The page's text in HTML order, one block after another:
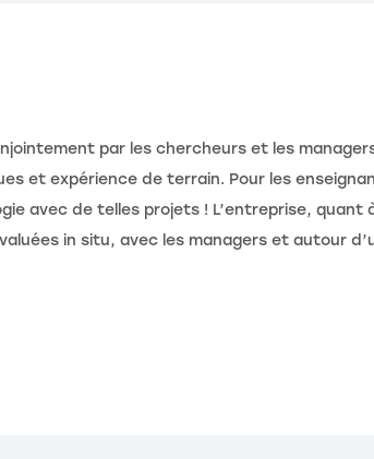
par les chercheurs et les
et expérience de terrain. Pour les
avec de telles projets ! L’entreprise, quant
in situ, avec les managers et autour